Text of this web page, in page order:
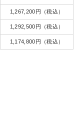
1,267,200円（税込）
1,292,500円（税込）
1,174,800円（税込）